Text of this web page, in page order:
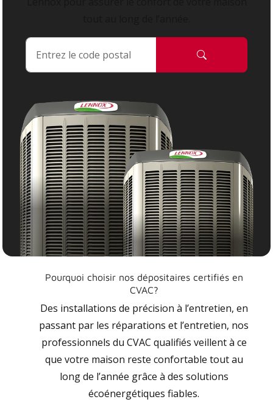
Pourquoi choisir nos dépositaires certifiés en
CVAC?
Des installations de précision à l’entretien, en
passant par les réparations et l’entretien, nos
professionnels du CVAC qualifiés veillent à ce
que votre maison reste confortable tout au
long de l’année grâce à des solutions
écoénergétiques fiables.